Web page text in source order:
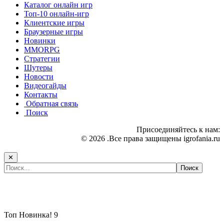
Каталог онлайн игр
Топ-10 онлайн-игр
Клиентские игры
Браузерные игры
Новинки
MMORPG
Стратегии
Шутеры
Новости
Видеогайды
Контакты
Обратная связь
Поиск
Присоединяйтесь к нам:
© 2026 .Все права защищены igrofania.ru
✕
Топ Новинка! 9